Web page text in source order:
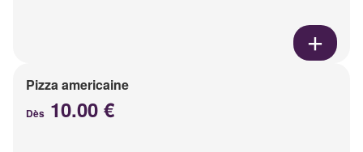
Pizza americaine
Dès 10.00 €